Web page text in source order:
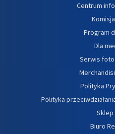
Centrum
Program
Dla
Serwis
Polityka
Polityka
Sklep
Biuro